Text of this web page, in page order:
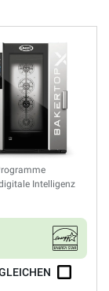
Intelligenz